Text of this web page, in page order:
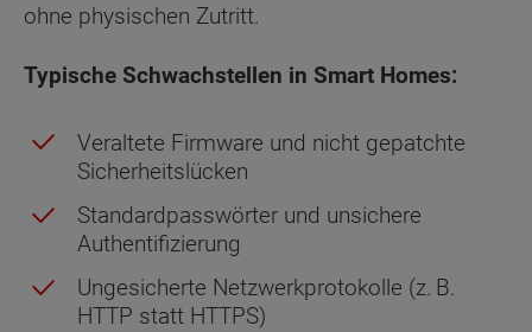
ohne physischen Zutritt.
Typische Schwachstellen in Smart Homes:
Veraltete Firmware und nicht gepatchte
Sicherheitslücken
Standardpasswörter und unsichere
Authentifizierung
Ungesicherte Netzwerkprotokolle (z. B.
HTTP statt HTTPS)